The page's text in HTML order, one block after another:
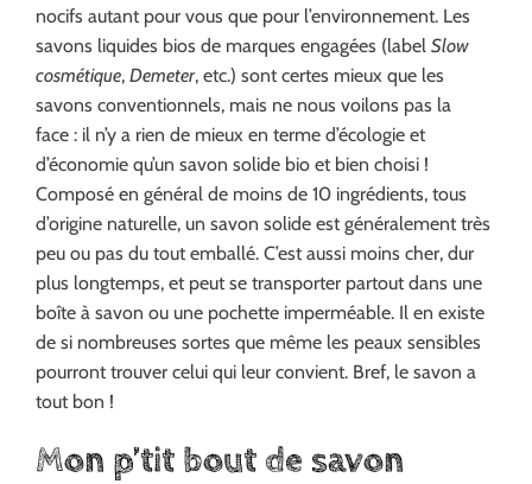
nocifs autant pour vous que pour l’environnement. Les
savons liquides bios de marques engagées (label Slow
cosmétique, Demeter, etc.) sont certes mieux que les
savons conventionnels, mais ne nous voilons pas la
face : il n’y a rien de mieux en terme d’écologie et
d’économie qu’un savon solide bio et bien choisi !
Composé en général de moins de 10 ingrédients, tous
d’origine naturelle, un savon solide est généralement très
peu ou pas du tout emballé. C’est aussi moins cher, dur
plus longtemps, et peut se transporter partout dans une
boîte à savon ou une pochette imperméable. Il en existe
de si nombreuses sortes que même les peaux sensibles
pourront trouver celui qui leur convient. Bref, le savon a
tout bon !
Mon p’tit bout de savon